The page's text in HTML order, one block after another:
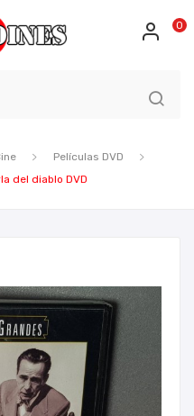
0
Películas DVD
del diablo DVD